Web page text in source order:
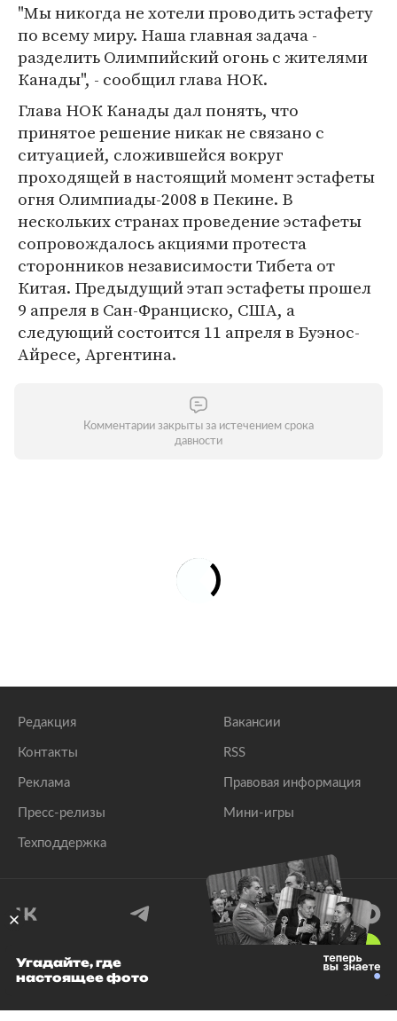
"Мы никогда не хотели проводить эстафету
по всему миру. Наша главная задача -
разделить Олимпийский огонь с жителями
Канады", - сообщил глава НОК.
Глава НОК Канады дал понять, что
принятое решение никак не связано с
ситуацией, сложившейся вокруг
проходящей в настоящий момент эстафеты
огня Олимпиады-2008 в Пекине. В
нескольких странах проведение эстафеты
сопровождалось акциями протеста
сторонников независимости Тибета от
Китая. Предыдущий этап эстафеты прошел
9 апреля в Сан-Франциско, США, а
следующий состоится 11 апреля в Буэнос-
Айресе, Аргентина.
Комментарии закрыты за истечением срока
давности
Редакция
Контакты
Реклама
Пресс-релизы
Техподдержка
Вакансии
RSS
Правовая информация
Мини-игры
© 1999–2026 Все права защищены.
Угадайте, где
настоящее фото